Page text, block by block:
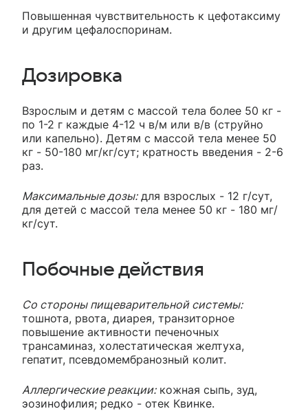
Повышенная чувствительность к цефотаксиму
и другим цефалоспоринам.
Дозировка
Взрослым и детям с массой тела более 50 кг -
по 1-2 г каждые 4-12 ч в/м или в/в (струйно
или капельно). Детям с массой тела менее 50
кг - 50-180 мг/кг/сут; кратность введения - 2-6
раз.
Максимальные дозы:для взрослых - 12 г/сут,
для детей с массой тела менее 50 кг - 180 мг/
кг/сут.
Побочные действия
Со стороны пищеварительной системы:
тошнота, рвота, диарея, транзиторное
повышение активности печеночных
трансаминаз, холестатическая желтуха,
гепатит, псевдомембранозный колит.
Аллергические реакции:кожная сыпь, зуд,
эозинофилия; редко - отек Квинке.